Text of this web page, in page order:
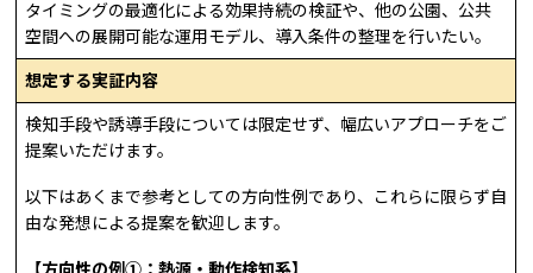
タイミングの最適化による効果持続の検証や、他の公園、公共
空間への展開可能な運用モデル、導入条件の整理を行いたい。
想定する実証内容
検知手段や誘導手段については限定せず、幅広いアプローチをご
提案いただけます。
以下はあくまで参考としての方向性例であり、これらに限らず自
由な発想による提案を歓迎します。
【方向性の例①：熱源・動作検知系】